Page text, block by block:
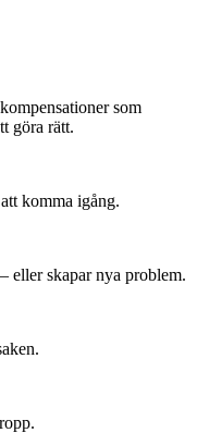
som
göra rätt.
komma igång.
eller skapar nya problem.